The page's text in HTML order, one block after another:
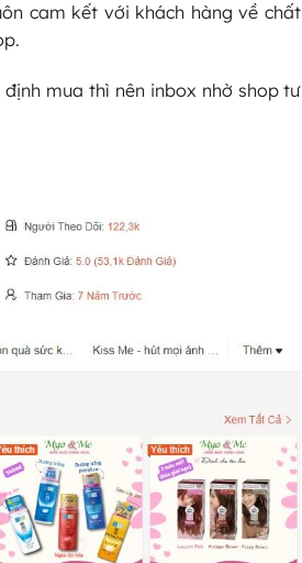
cam kết với khách hàng về chất
mua thì nên inbox nhờ shop tư